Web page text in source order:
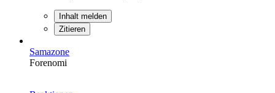
Inhalt melden
Zitieren
Samazone
Forenomi